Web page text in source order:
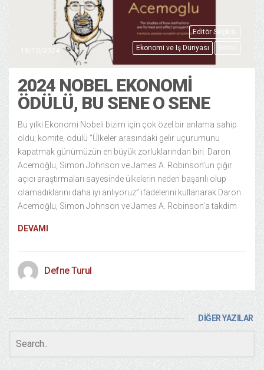
Editör Seçkisi
Ekonomi ve Iş Dünyası
18/10/2024
2024 NOBEL EKONOMİ
ÖDÜLÜ, BU SENE O SENE
Bu yılki Ekonomi Nobeli bizim için çok özel bir anlama sahip
oldu; komite, ödülü “Ülkeler arasındaki gelir uçurumunu
kapatmak günümüzün en büyük zorluklarından biri. Daron
Acemoğlu, Simon Johnson ve James A. Robinson’un çığır
açıcı araştırmaları sayesinde ülkelerin neden başarılı olup
olamadıklarını daha iyi anlıyoruz” ifadelerini kullanarak Daron
Acemoğlu, Simon Johnson ve James A. Robinson’a takdim
DEVAMI
Defne Turul
DİĞER YAZILAR